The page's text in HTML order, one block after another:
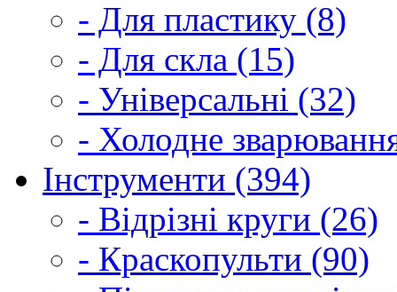
- Для пластику (8)
- Для скла (15)
- Універсальні (32)
- Холодне
Інструменти (394)
- Відрізні круги (26)
- Краскопульти (90)